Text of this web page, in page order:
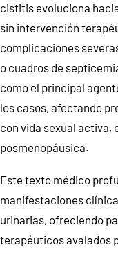
cistitis evoluciona
sin intervención
complicaciones
o cuadros de
como el principal
los casos, afectando
con vida sexual activa,
posmenopáusica.
Este texto médico
manifestaciones
urinarias, ofreciendo
terapéuticos avalados